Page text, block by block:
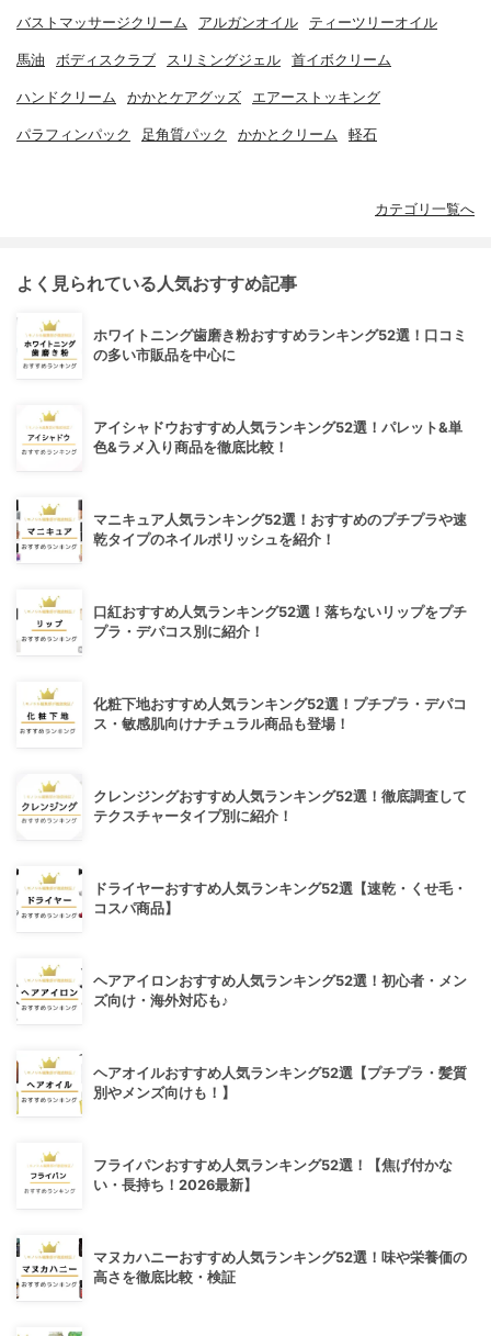
バストマッサージクリーム アルガンオイル ティーツリーオイル
馬油 ボディスクラブ スリミングジェル 首イボクリーム
ハンドクリーム かかとケアグッズ エアーストッキング
パラフィンパック 足角質パック かかとクリーム 軽石
カテゴリ一覧へ
よく見られている人気おすすめ記事
ホワイトニング歯磨き粉おすすめランキング52選！口コミ
の多い市販品を中心に
アイシャドウおすすめ人気ランキング52選！パレット&単
色&ラメ入り商品を徹底比較！
マニキュア人気ランキング52選！おすすめのプチプラや速
乾タイプのネイルポリッシュを紹介！
口紅おすすめ人気ランキング52選！落ちないリップをプチ
プラ・デパコス別に紹介！
化粧下地おすすめ人気ランキング52選！プチプラ・デパコ
ス・敏感肌向けナチュラル商品も登場！
クレンジングおすすめ人気ランキング52選！徹底調査して
テクスチャータイプ別に紹介！
ドライヤーおすすめ人気ランキング52選【速乾・くせ毛・
コスパ商品】
ヘアアイロンおすすめ人気ランキング52選！初心者・メン
ズ向け・海外対応も♪
ヘアオイルおすすめ人気ランキング52選【プチプラ・髪質
別やメンズ向けも！】
フライパンおすすめ人気ランキング52選！【焦げ付かな
い・長持ち！2026最新】
マヌカハニーおすすめ人気ランキング52選！味や栄養価の
高さを徹底比較・検証